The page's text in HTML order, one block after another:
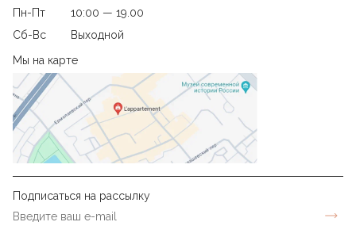
Пн-Пт
10:00 — 19.00
Сб-Вс
Выходной
Мы на карте
Подписаться на рассылку